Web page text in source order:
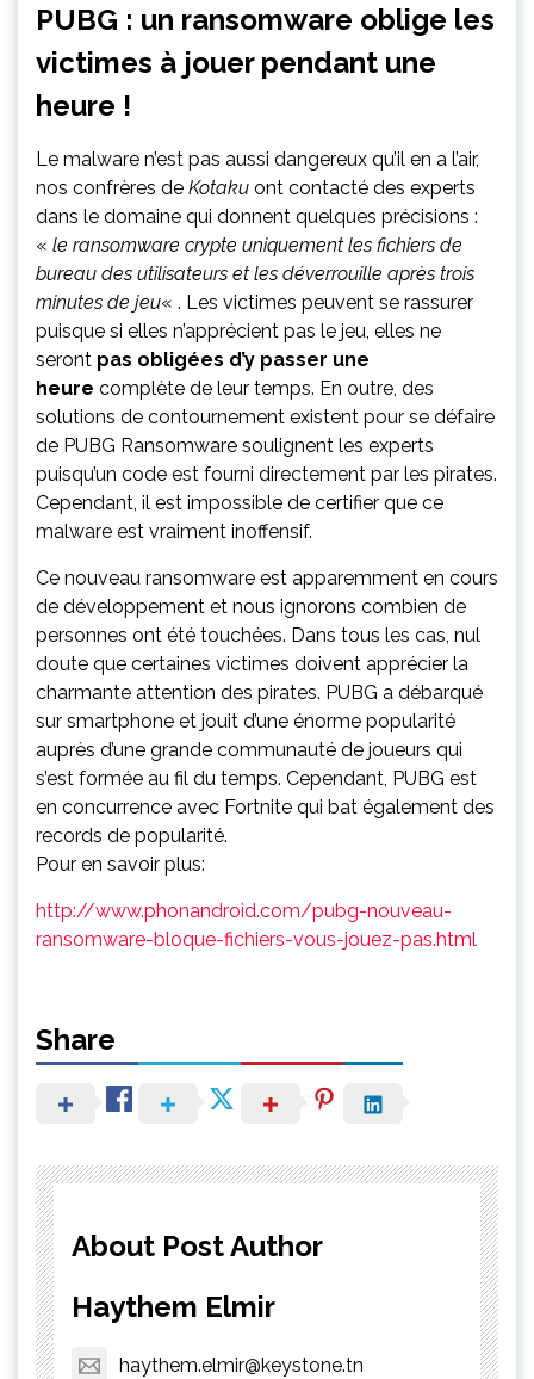
PUBG : un ransomware oblige les
victimes à jouer pendant une
heure !
Le malware n’est pas aussi dangereux qu’il en a l’air,
nos confrères de Kotaku ont contacté des experts
dans le domaine qui donnent quelques précisions :
« le ransomware crypte uniquement les fichiers de
bureau des utilisateurs et les déverrouille après trois
minutes de jeu« . Les victimes peuvent se rassurer
puisque si elles n’apprécient pas le jeu, elles ne
seront pas obligées d’y passer une
heure complète de leur temps. En outre, des
solutions de contournement existent pour se défaire
de PUBG Ransomware soulignent les experts
puisqu’un code est fourni directement par les pirates.
Cependant, il est impossible de certifier que ce
malware est vraiment inoffensif.
Ce nouveau ransomware est apparemment en cours
de développement et nous ignorons combien de
personnes ont été touchées. Dans tous les cas, nul
doute que certaines victimes doivent apprécier la
charmante attention des pirates. PUBG a débarqué
sur smartphone et jouit d’une énorme popularité
auprès d’une grande communauté de joueurs qui
s’est formée au fil du temps. Cependant, PUBG est
en concurrence avec Fortnite qui bat également des
records de popularité.
Pour en savoir plus:
http://www.phonandroid.com/pubg-nouveau-
ransomware-bloque-fichiers-vous-jouez-pas.html
Share
About Post Author
Haythem Elmir
haythem.elmir@keystone.tn